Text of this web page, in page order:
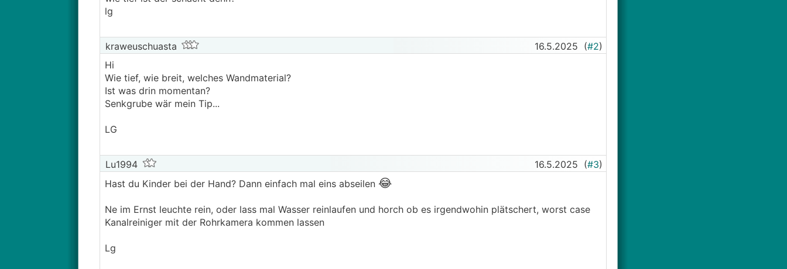
lg
kraweuschuasta 16.5.2025 (#2)
Hi
Wie tief, wie breit, welches Wandmaterial?
Ist was drin momentan?
Senkgrube wär mein Tip...
LG
Lu1994 16.5.2025 (#3)
Hast du Kinder bei der Hand? Dann einfach mal eins abseilen 😂
Ne im Ernst leuchte rein, oder lass mal Wasser reinlaufen und horch ob es irgendwohin plätschert, worst case
Kanalreiniger mit der Rohrkamera kommen lassen
Lg